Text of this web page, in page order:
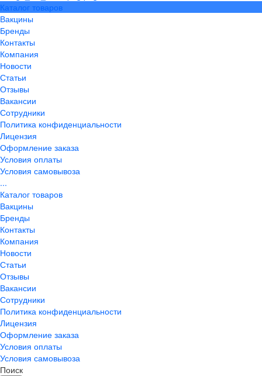
Каталог товаров
Вакцины
Бренды
Контакты
Компания
Новости
Статьи
Отзывы
Вакансии
Сотрудники
Политика конфиденциальности
Лицензия
Оформление заказа
Условия оплаты
Условия самовывоза
...
Каталог товаров
Вакцины
Бренды
Контакты
Компания
Новости
Статьи
Отзывы
Вакансии
Сотрудники
Политика конфиденциальности
Лицензия
Оформление заказа
Условия оплаты
Условия самовывоза
Поиск